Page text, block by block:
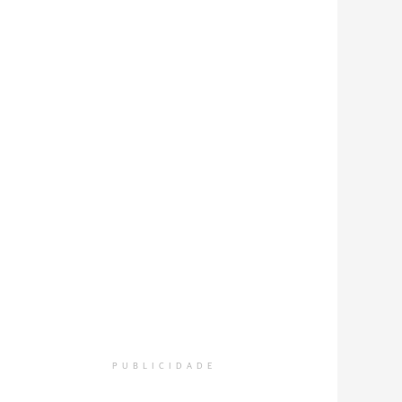
PUBLICIDADE